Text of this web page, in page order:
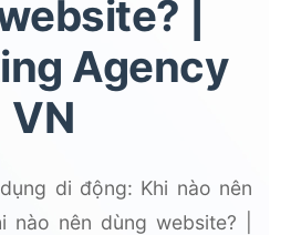
|
Agency
VN
di động: Khi nào nên
nên dùng website? |